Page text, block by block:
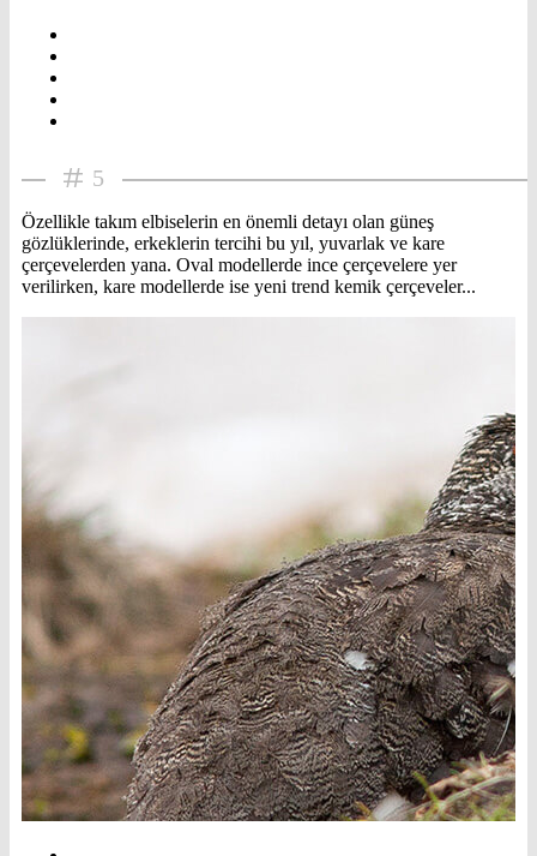
5
Özellikle takım elbiselerin en önemli detayı olan güneş
gözlüklerinde, erkeklerin tercihi bu yıl, yuvarlak ve kare
çerçevelerden yana. Oval modellerde ince çerçevelere yer
verilirken, kare modellerde ise yeni trend kemik çerçeveler...